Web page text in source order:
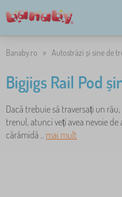
Banaby.ro » Autostrăzi și sine de
Bigjigs Rail Pod
Dacă trebuie să traversați un
trenul, atunci veți avea nevoie
cărămidă .. mai mult